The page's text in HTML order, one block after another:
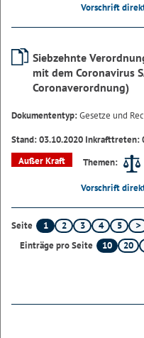
Vorschrift
Siebzehnte
mit dem Coronavirus
Coronaverordnung)
Dokumententyp:Gesetze und
Stand: 03.10.2020 Inkrafttreten:
Außer Kraft
Themen:
Vorschrift
Seite 1 2 3 4
5
Einträge pro Seite
10 20